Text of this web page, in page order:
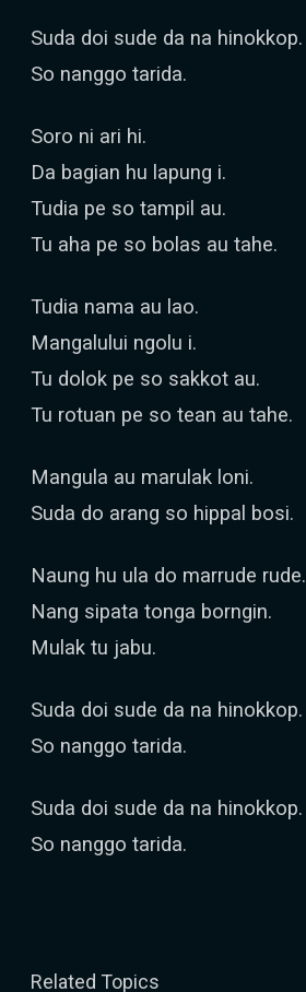
Suda doi sude da na hinokkop.
So nanggo tarida.
Soro ni ari hi.
Da bagian hu lapung i.
Tudia pe so tampil au.
Tu aha pe so bolas au tahe.
Tudia nama au lao.
Mangalului ngolu i.
Tu dolok pe so sakkot au.
Tu rotuan pe so tean au tahe.
Mangula au marulak loni.
Suda do arang so hippal bosi.
Naung hu ula do marrude rude.
Nang sipata tonga borngin.
Mulak tu jabu.
Suda doi sude da na hinokkop.
So nanggo tarida.
Suda doi sude da na hinokkop.
So nanggo tarida.
Related Topics